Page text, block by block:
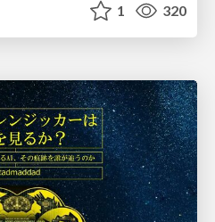
1 320